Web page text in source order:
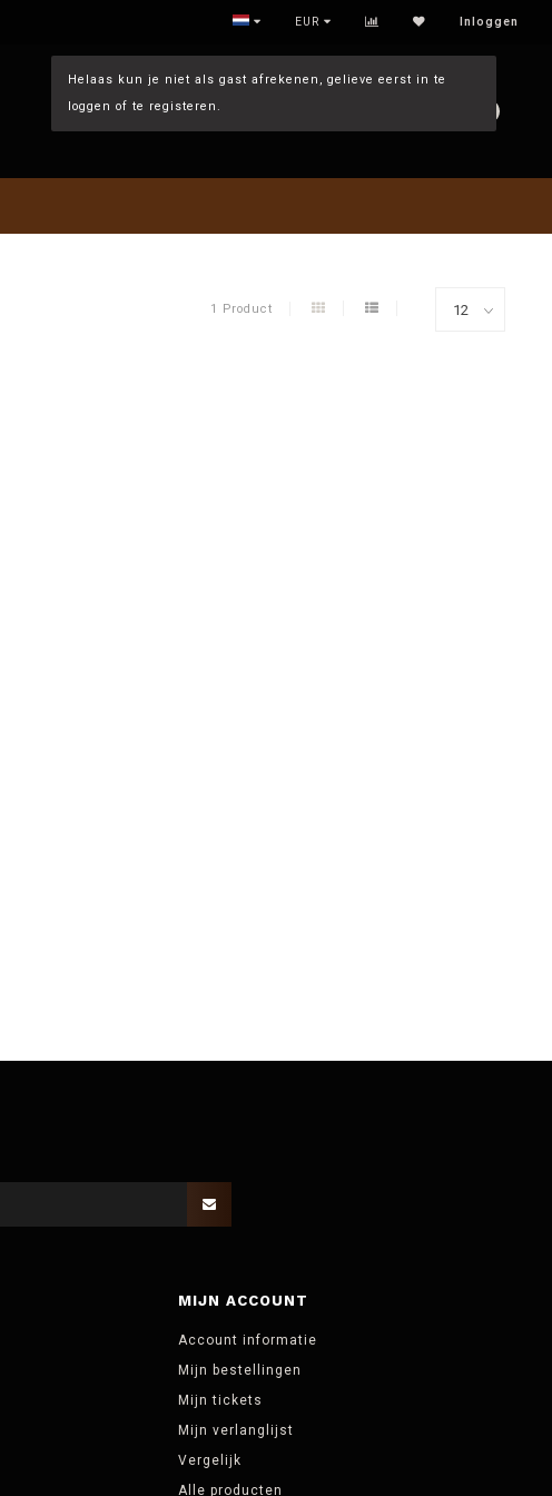
ALLES OP SMAAK
EUR Inloggen
Helaas kun je niet als gast afrekenen, gelieve eerst in te
loggen of te registeren.
1 Product
MIJN ACCOUNT
Account informatie
Mijn bestellingen
Mijn tickets
Mijn verlanglijst
Vergelijk
Alle producten